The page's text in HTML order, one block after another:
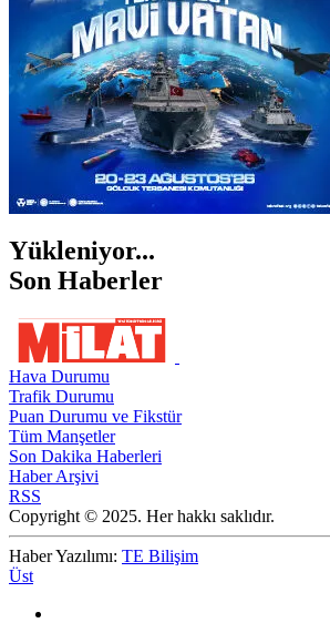
ŞIRNAK
Yükleniyor...
Son Haberler
Hava Durumu
Trafik Durumu
Puan Durumu ve Fikstür
Tüm Manşetler
Son Dakika Haberleri
Haber Arşivi
RSS
Copyright © 2025. Her hakkı saklıdır.
Haber Yazılımı: TE Bilişim
Üst